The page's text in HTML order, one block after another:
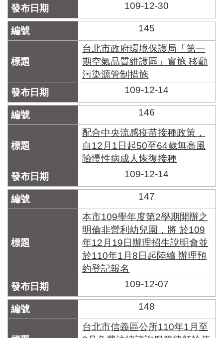
冊
109-12-30
145
台北市政府環境保護局「第一
期空氣品質維護區」實施 移動
污染源管制措施
109-12-14
146
配合中央流感疫苗接種政策，
自12月1日起50至64歲無高風
險慢性病成人恢復接種
109-12-14
147
本市109學年度第2學期開辦之
明倫非營利幼兒園，將 於109
年12月19日辦理招生說明會並
於110年1月8日起陸續 辦理預
約登記報名
109-12-07
148
台北市信義區公所110年1月至